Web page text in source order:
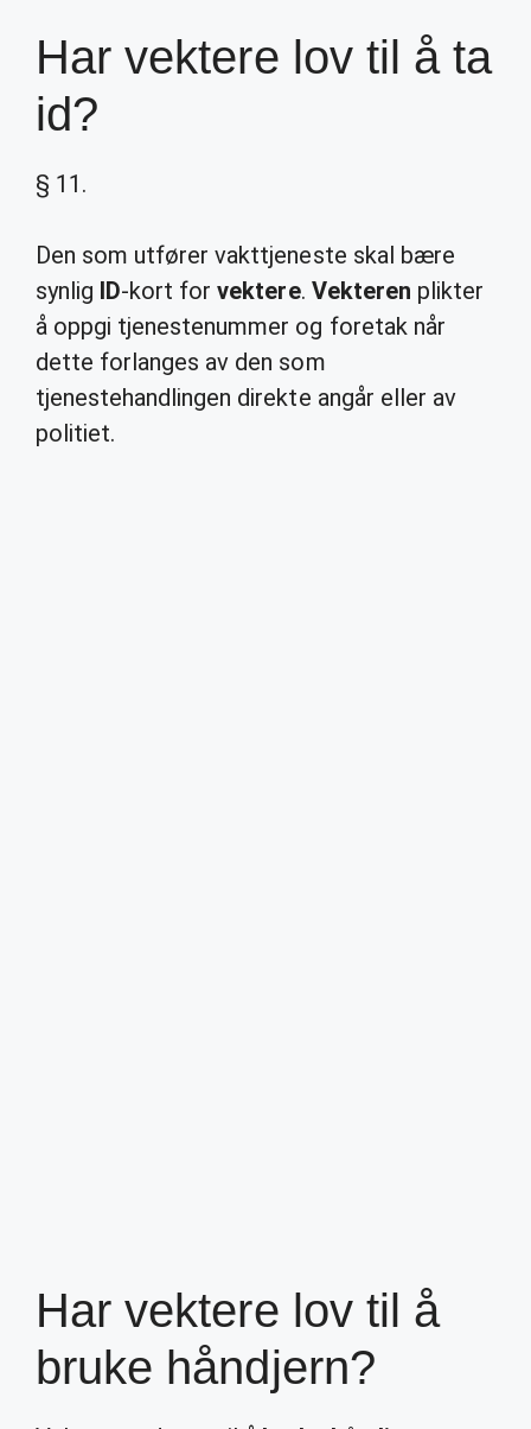
Har vektere lov til å ta
id?
§ 11.
Den som utfører vakttjeneste skal bære
synlig ID-kort forvektere. Vekteren plikter
å oppgi tjenestenummer og foretak når
dette forlanges av den som
tjenestehandlingen direkte angår eller av
politiet.
Har vektere lov til å
bruke håndjern?